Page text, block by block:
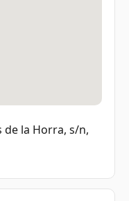
de la Horra, s/n,